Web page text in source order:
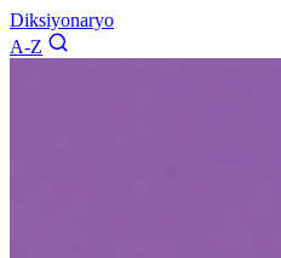
Diksiyonaryo
A-Z